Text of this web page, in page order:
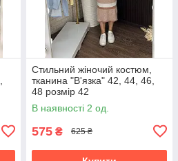
Стильний жіночий костюм,
тканина "В'язка" 42, 44, 46,
48 розмір 42
В наявності 2 од.
575 ₴ 625 ₴